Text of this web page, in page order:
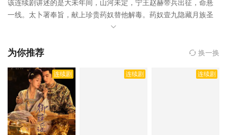
该连续剧讲述的是大未年间，山河未定，宁王赵赫带兵出征，命悬
一线。太卜署奉旨，献上珍贵药奴替他解毒。药奴壹九隐藏月族圣
女身份，以己为饵深陷迷局。最终，赵赫与云瑶携手厘清月族被屠
导,李九霖,朱丽岚,陈添祥,付妤舒,马丽亚等人主演的,于2025年上
抖音短剧视频等40集全集完整版资源免费在线观看。
为你推荐 换一换
连续剧 连续剧 连续剧